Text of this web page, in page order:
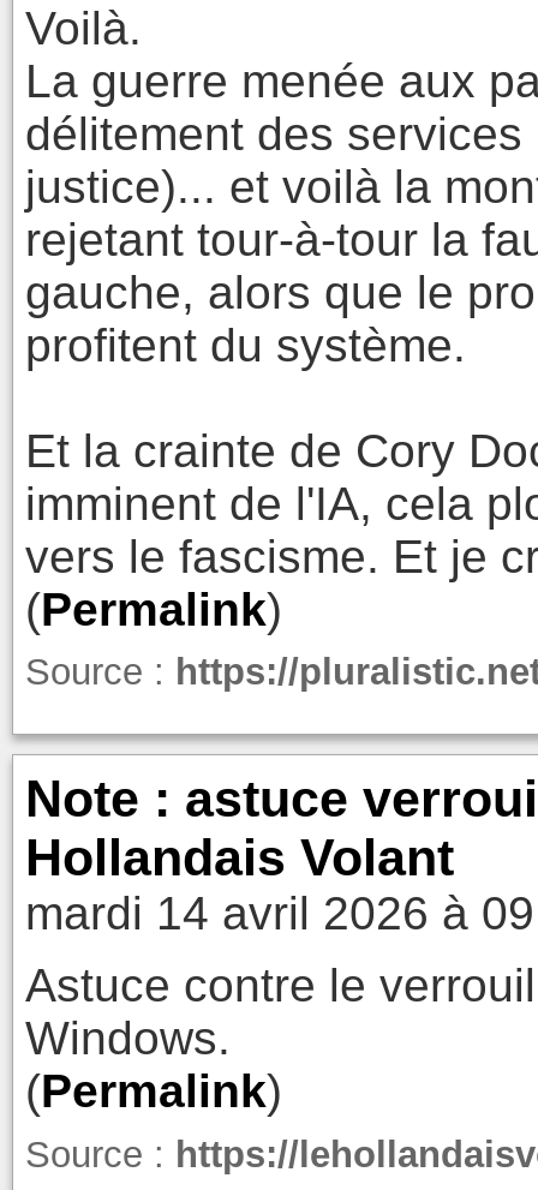
Voilà.
La guerre menée aux
délitement des
justice)... et voilà la
rejetant tour-à-tour la
gauche, alors que le
profitent du système.
Et la crainte de Cory
imminent de l'IA, cela
vers le fascisme. Et je
(Permalink)
Source : https://
Note : astuce
Hollandais Volant
mardi 14 avril 2026 à
Astuce contre le
Windows.
(Permalink)
Source : https://